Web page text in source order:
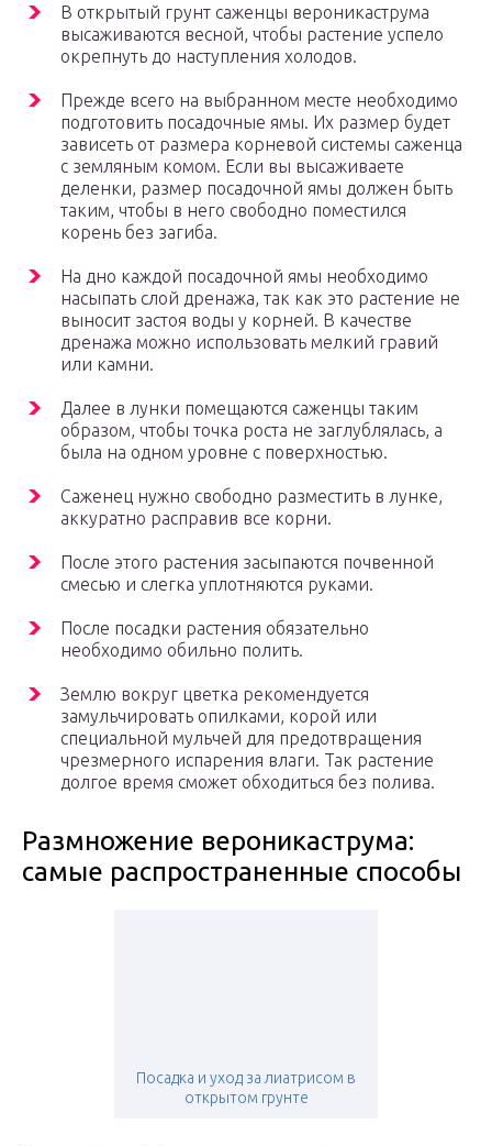
В открытый грунт саженцы вероникаструма
высаживаются весной, чтобы растение успело
окрепнуть до наступления холодов.
Прежде всего на выбранном месте необходимо
подготовить посадочные ямы. Их размер будет
зависеть от размера корневой системы саженца
с земляным комом. Если вы высаживаете
деленки, размер посадочной ямы должен быть
таким, чтобы в него свободно поместился
корень без загиба.
На дно каждой посадочной ямы необходимо
насыпать слой дренажа, так как это растение не
выносит застоя воды у корней. В качестве
дренажа можно использовать мелкий гравий
или камни.
Далее в лунки помещаются саженцы таким
образом, чтобы точка роста не заглублялась, а
была на одном уровне с поверхностью.
Саженец нужно свободно разместить в лунке,
аккуратно расправив все корни.
После этого растения засыпаются почвенной
смесью и слегка уплотняются руками.
После посадки растения обязательно
необходимо обильно полить.
Землю вокруг цветка рекомендуется
замульчировать опилками, корой или
специальной мульчей для предотвращения
чрезмерного испарения влаги. Так растение
долгое время сможет обходиться без полива.
Размножение вероникаструма:
самые распространенные способы
Посадка и уход за лиатрисом в
открытом грунте